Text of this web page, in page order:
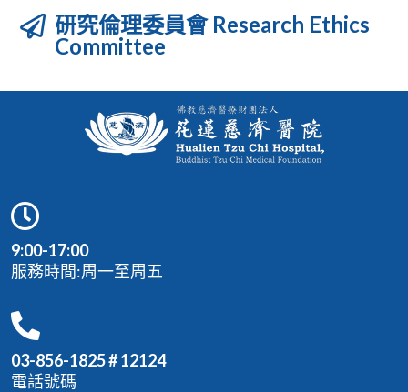
研究倫理委員會 Research Ethics
Committee
9:00-17:00
服務時間:周一至周五
03-856-1825 # 12124
電話號碼